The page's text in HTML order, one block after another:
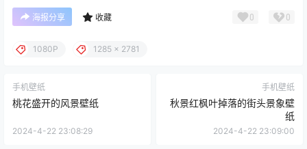
海报分享 收藏 0 0
1080P 1285 x 2781
手机壁纸
桃花盛开的风景壁纸
2024-4-22 23:08:29
手机壁纸
秋景红枫叶掉落的街头景象壁
纸
2024-4-22 23:09:00